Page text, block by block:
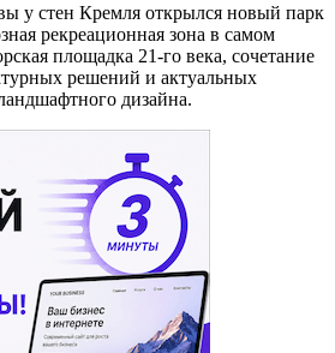
у стен Кремля открылся новый парк
рекреационная зона в самом
площадка 21-го века, сочетание
решений и актуальных
дизайна.